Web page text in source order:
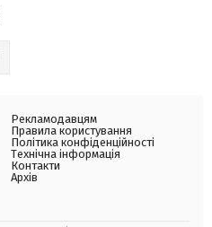
Рекламодавцям
Правила користування
Політика конфіденційності
Технічна інформація
Контакти
Архів